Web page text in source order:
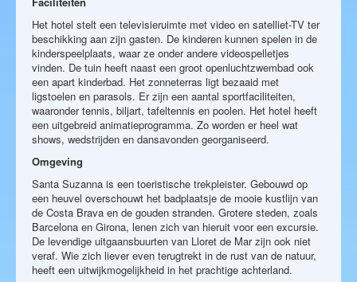
Het hotel stelt een televisieruimte met video en satelliet-TV ter
beschikking aan zijn gasten. De kinderen kunnen spelen in de
kinderspeelplaats, waar ze onder andere videospelletjes
vinden. De tuin heeft naast een groot openluchtzwembad ook
een apart kinderbad. Het zonneterras ligt bezaaid met
ligstoelen en parasols. Er zijn een aantal sportfaciliteiten,
waaronder tennis, biljart, tafeltennis en poolen. Het hotel heeft
een uitgebreid animatieprogramma. Zo worden er heel wat
shows, wedstrijden en dansavonden georganiseerd.
Omgeving
Santa Suzanna is een toeristische trekpleister. Gebouwd op
een heuvel overschouwt het badplaatsje de mooie kustlijn van
de Costa Brava en de gouden stranden. Grotere steden, zoals
Barcelona en Girona, lenen zich van hieruit voor een excursie.
De levendige uitgaansbuurten van Lloret de Mar zijn ook niet
veraf. Wie zich liever even terugtrekt in de rust van de natuur,
heeft een uitwijkmogelijkheid in het prachtige achterland.